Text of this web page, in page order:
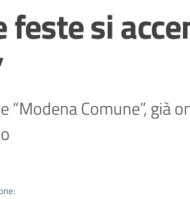
feste si
“Modena Comune”, già
: